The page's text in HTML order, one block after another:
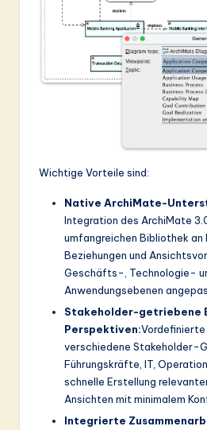
Wichtige Vorteile sind:
Native ArchiMate-
Integration des ArchiMate
umfangreichen Bibliothek an
Beziehungen und
Geschäfts-, Technologie-
Anwendungsebenen
Stakeholder-getriebene
Perspektiven:
verschiedene Stakeholder-
Führungskräfte, IT,
schnelle Erstellung
Ansichten mit minimalem
Integrierte